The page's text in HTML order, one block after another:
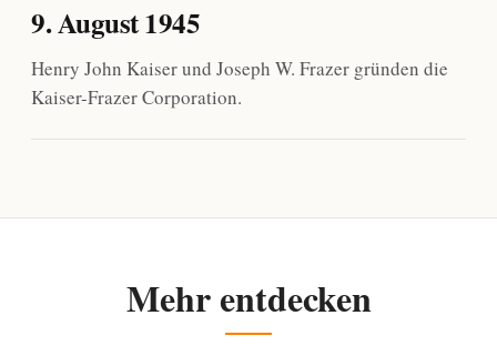
9. August 1945
Henry John Kaiser und Joseph W. Frazer gründen die
Kaiser-Frazer Corporation.
Mehr entdecken